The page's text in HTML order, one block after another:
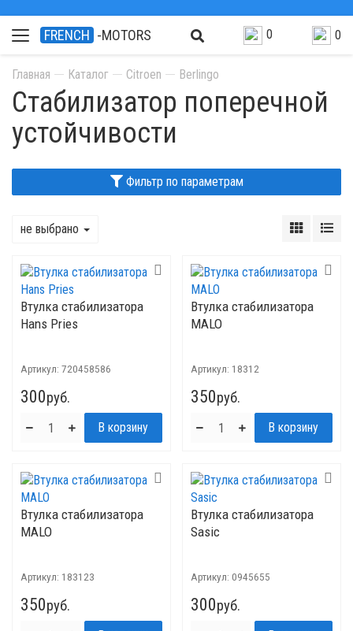
FRENCH -MOTORS 0 0
Главная Каталог Citroen Berlingo
Стабилизатор поперечной
устойчивости
Фильтр по параметрам
не выбрано
Втулка стабилизатора
Hans Pries
Артикул: 720458586
300руб.
Втулка стабилизатора
MALO
Артикул: 18312
350руб.
Втулка стабилизатора
MALO
Артикул: 183123
350руб.
Втулка стабилизатора
Sasic
Артикул: 0945655
300руб.